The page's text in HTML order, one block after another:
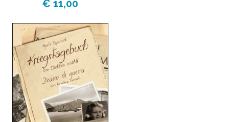
€ 11,00